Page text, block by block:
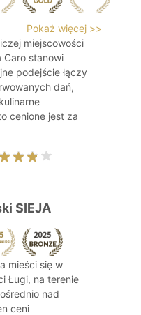
Pokaż więcej >>
miejscowości
Caro stanowi
podejście łączy
dań,
cenione jest za
SIEJA
mieści się w
Ługi, na terenie
nad
ceni